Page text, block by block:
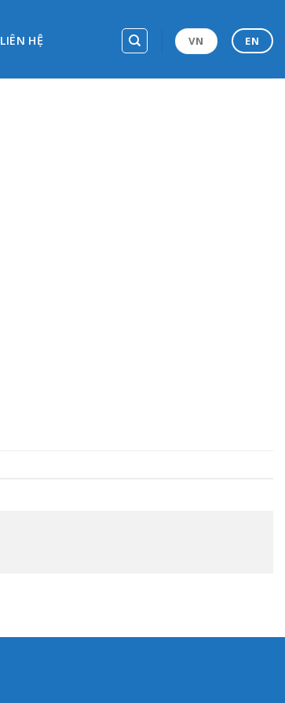
LIÊN HỆ VN EN